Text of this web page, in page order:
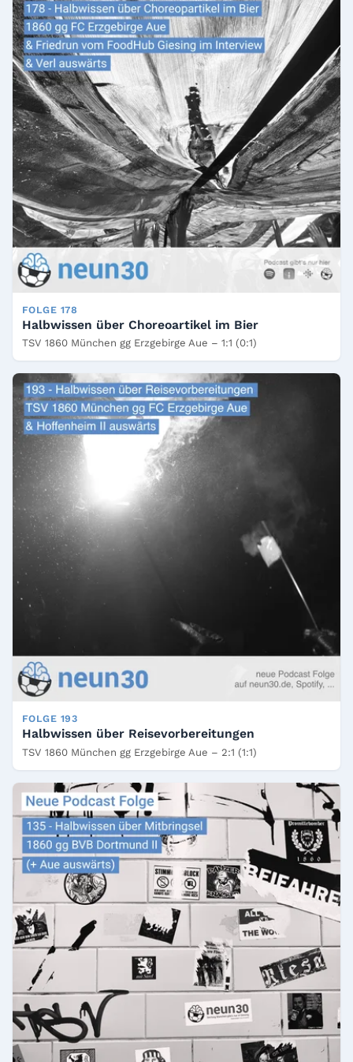
FOLGE 178
Halbwissen über Choreoartikel im Bier
TSV 1860 München gg Erzgebirge Aue – 1:1 (0:1)
FOLGE 193
Halbwissen über Reisevorbereitungen
TSV 1860 München gg Erzgebirge Aue – 2:1 (1:1)